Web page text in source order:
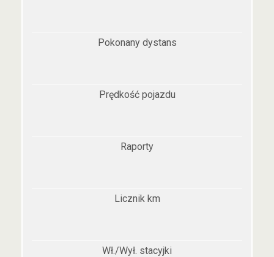
Pokonany dystans
Prędkość pojazdu
Raporty
Licznik km
Wł./Wył. stacyjki